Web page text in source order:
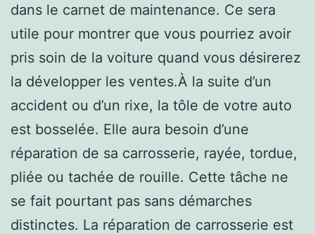
dans le carnet de maintenance. Ce sera
utile pour montrer que vous pourriez avoir
pris soin de la voiture quand vous désirerez
la développer les ventes.À la suite d’un
accident ou d’un rixe, la tôle de votre auto
est bosselée. Elle aura besoin d’une
réparation de sa carrosserie, rayée, tordue,
pliée ou tachée de rouille. Cette tâche ne
se fait pourtant pas sans démarches
distinctes. La réparation de carrosserie est